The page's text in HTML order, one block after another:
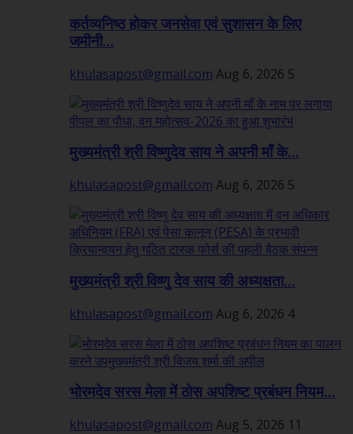
कर्तव्यनिष्ठ होकर जनसेवा एवं सुशासन के लिए
जमीनी...
khulasapost@gmail.com Aug 6, 2026 5
मुख्यमंत्री श्री विष्णुदेव साय ने अपनी माँ के...
khulasapost@gmail.com Aug 6, 2026 5
मुख्यमंत्री श्री विष्णु देव साय की अध्यक्षता...
khulasapost@gmail.com Aug 6, 2026 4
भोरमदेव सरस मेला में ठोस अपशिष्ट प्रबंधन नियम...
khulasapost@gmail.com Aug 5, 2026 11